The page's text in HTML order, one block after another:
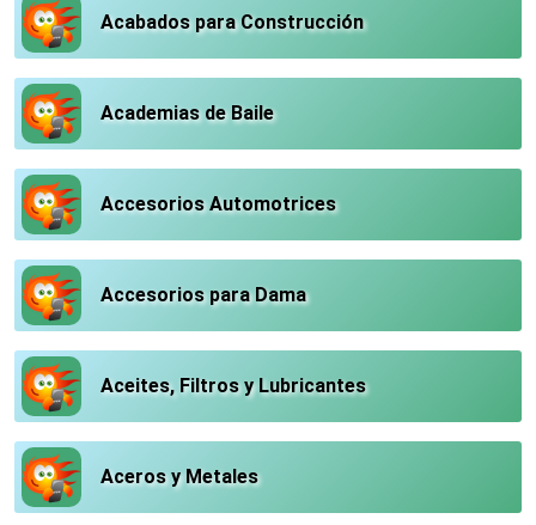
Acabados para Construcción
Academias de Baile
Accesorios Automotrices
Accesorios para Dama
Aceites, Filtros y Lubricantes
Aceros y Metales